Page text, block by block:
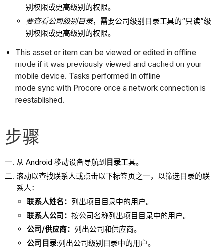
别权限或更高级别的权限。
要查看公司级别目录，需要公司级别目录工具的“只读”级
别权限或更高级别的权限。
This asset or item can be viewed or edited in offline
mode if it was previously viewed and cached on your
mobile device. Tasks performed in offline
mode sync with Procore once a network connection is
reestablished.
步骤
从 Android 移动设备导航到 目录工具。
滚动以查找联系人或点击以下标签页之一，以筛选目录的联
系人：
联系人姓名： 列出项目目录中的用户。
联系人公司： 按公司名称列出项目目录中的用户。
公司/供应商： 列出公司和供应商。
公司目录:列出公司级别目录中的用户。